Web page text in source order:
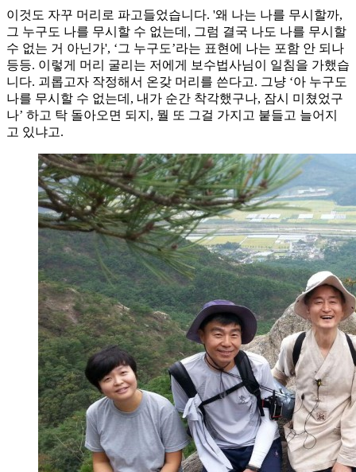
이것도 자꾸 머리로 파고들었습니다. '왜 나는 나를 무시할까,
그 누구도 나를 무시할 수 없는데, 그럼 결국 나도 나를 무시할
수 없는 거 아닌가', ‘그 누구도’라는 표현에 나는 포함 안 되나
등등. 이렇게 머리 굴리는 저에게 보수법사님이 일침을 가했습
니다. 괴롭고자 작정해서 온갖 머리를 쓴다고. 그냥 ‘아 누구도
나를 무시할 수 없는데, 내가 순간 착각했구나, 잠시 미쳤었구
나’ 하고 탁 돌아오면 되지, 뭘 또 그걸 가지고 붙들고 늘어지
고 있냐고.